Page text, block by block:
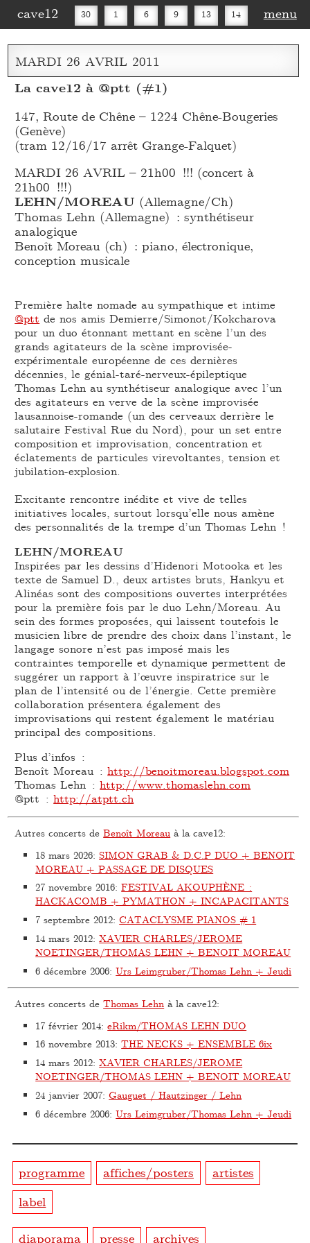
cave12 30 1 6 9 13 14
16 20 27 30
menu
MARDI 26 AVRIL 2011
La cave12 à @ptt (#1)
147, Route de Chêne – 1224 Chêne-Bougeries
(Genève)
(tram 12/16/17 arrêt Grange-Falquet)
MARDI 26 AVRIL – 21h00 !!! (concert à
21h00 !!!)
LEHN/MOREAU (Allemagne/Ch)
Thomas Lehn (Allemagne) : synthétiseur
analogique
Benoît Moreau (ch) : piano, électronique,
conception musicale
Première halte nomade au sympathique et intime
@ptt de nos amis Demierre/Simonot/Kokcharova
pour un duo étonnant mettant en scène l’un des
grands agitateurs de la scène improvisée-
expérimentale européenne de ces dernières
décennies, le génial-taré-nerveux-épileptique
Thomas Lehn au synthétiseur analogique avec l’un
des agitateurs en verve de la scène improvisée
lausannoise-romande (un des cerveaux derrière le
salutaire Festival Rue du Nord), pour un set entre
composition et improvisation, concentration et
éclatements de particules virevoltantes, tension et
jubilation-explosion.
Excitante rencontre inédite et vive de telles
initiatives locales, surtout lorsqu’elle nous amène
des personnalités de la trempe d’un Thomas Lehn !
LEHN/MOREAU
Inspirées par les dessins d’Hidenori Motooka et les
texte de Samuel D., deux artistes bruts, Hankyu et
Alinéas sont des compositions ouvertes interprétées
pour la première fois par le duo Lehn/Moreau. Au
sein des formes proposées, qui laissent toutefois le
musicien libre de prendre des choix dans l’instant, le
langage sonore n’est pas imposé mais les
contraintes temporelle et dynamique permettent de
suggérer un rapport à l’œuvre inspiratrice sur le
plan de l’intensité ou de l’énergie. Cette première
collaboration présentera également des
improvisations qui restent également le matériau
principal des compositions.
Plus d’infos :
Benoît Moreau :http://benoitmoreau.blogspot.com
Thomas Lehn :http://www.thomaslehn.com
@ptt :http://atptt.ch
Autres concerts deBenoît Moreau à la cave12:
18 mars 2026:SIMON GRAB & D.C.P DUO + BENOIT
MOREAU + PASSAGE DE DISQUES
27 novembre 2016:FESTIVAL AKOUPHÈNE :
HACKACOMB + PYMATHON + INCAPACITANTS
7 septembre 2012:CATACLYSME PIANOS # 1
14 mars 2012:XAVIER CHARLES/JEROME
NOETINGER/THOMAS LEHN + BENOIT MOREAU
6 décembre 2006:Urs Leimgruber/Thomas Lehn + Jeudi
Autres concerts deThomas Lehn à la cave12:
17 février 2014:eRikm/THOMAS LEHN DUO
16 novembre 2013:THE NECKS + ENSEMBLE 6ix
14 mars 2012:XAVIER CHARLES/JEROME
NOETINGER/THOMAS LEHN + BENOIT MOREAU
24 janvier 2007:Gauguet / Hautzinger / Lehn
6 décembre 2006:Urs Leimgruber/Thomas Lehn + Jeudi
programme affiches/posters
artistes
label
diaporama presse archives